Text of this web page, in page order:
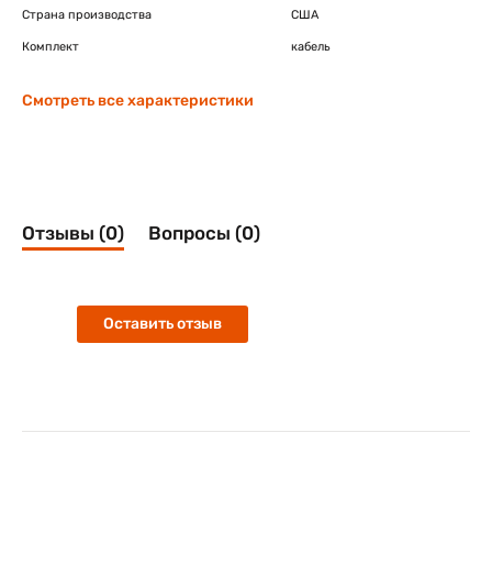
Страна производства США
Комплект кабель
Смотреть все характеристики
Отзывы (0) Вопросы (0)
Оставить отзыв